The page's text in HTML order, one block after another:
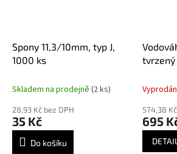
Spony 11,3/10mm, typ J,
1000 ks
Skladem na prodejně (2 ks)
28,93 Kč bez DPH
35 Kč
Do košíku
574,38
695
DETAIL